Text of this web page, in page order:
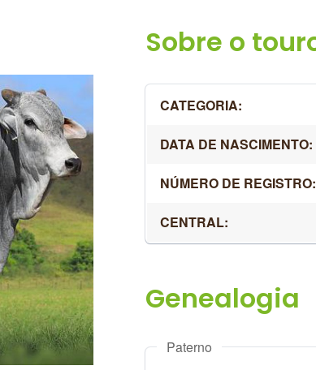
CATEGORIA:
DATA DE NASCIMENTO:
NÚMERO DE REGISTRO:
CENTRAL:
Paterno